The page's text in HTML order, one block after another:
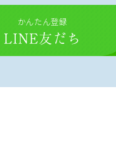
かんたん登録
LINE友だち